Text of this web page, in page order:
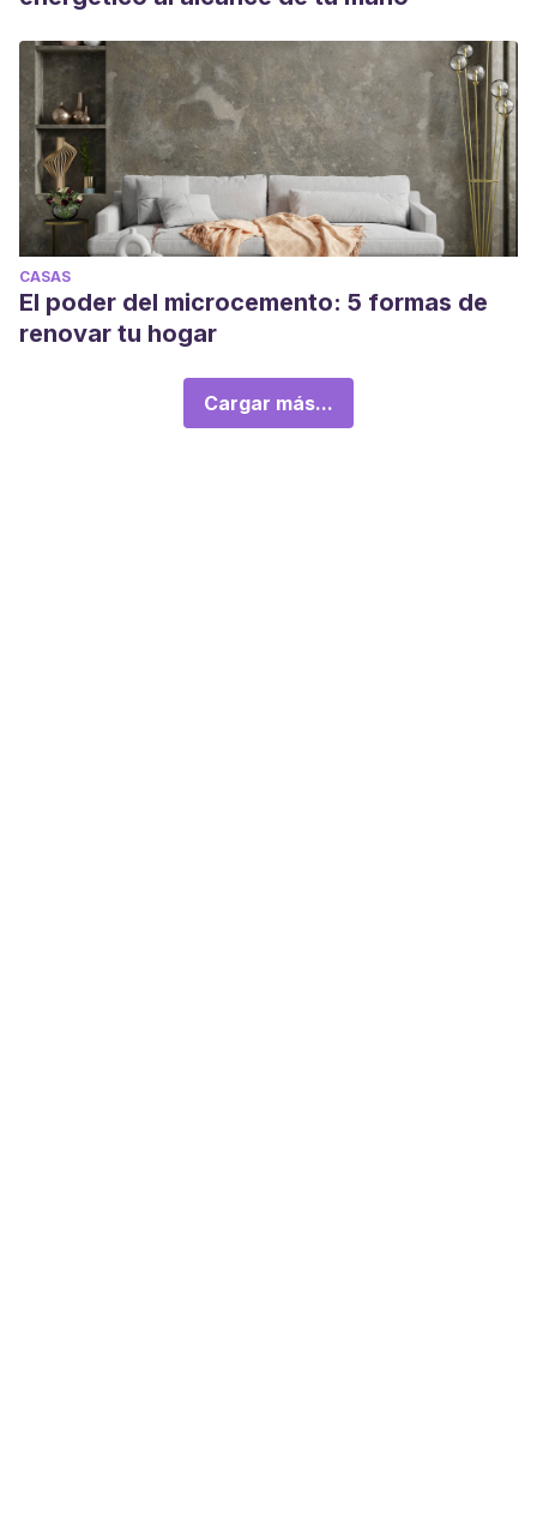
CASAS
El poder del microcemento: 5 formas de
renovar tu hogar
Cargar más...